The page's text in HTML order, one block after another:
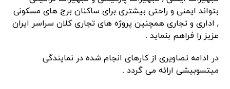
بتواند ایمنی و راحتی بیشتری برای ساکنان برج های مسکونی
, اداری و تجاری همچنین پروژه های تجاری کلان سراسر ایران
عزیز را فراهم بنماید .
در ادامه تصاویری از کارهای انجام شده در نمایندگی
میتسوبیشی ارائه می گردد .